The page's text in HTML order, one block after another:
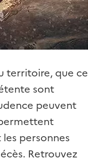
territoire, que ce
sont
peuvent
personnes
Retrouvez